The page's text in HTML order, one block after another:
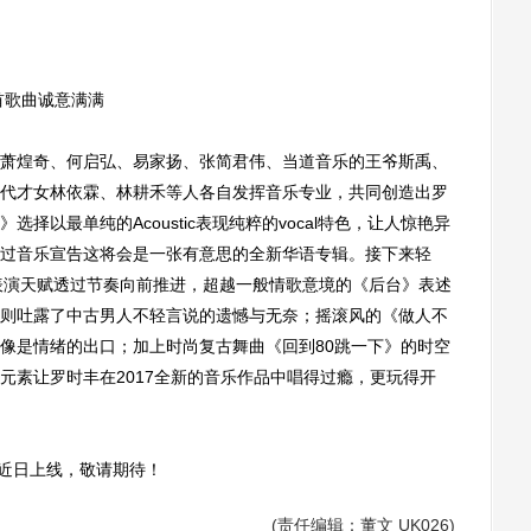
曲诚意满满
、何启弘、易家扬、张简君伟、当道音乐的王爷斯禹、
才女林依霖、林耕禾等人各自发挥音乐专业，共同创造出罗
选择以最单纯的Acoustic表现纯粹的vocal特色，让人惊艳异
音乐宣告这将会是一张有意思的全新华语专辑。接下来轻
天赋透过节奏向前推进，超越一般情歌意境的《后台》表述
吐露了中古男人不轻言说的遗憾与无奈；摇滚风的《做人不
是情绪的出口；加上时尚复古舞曲《回到80跳一下》的时空
素让罗时丰在2017全新的音乐作品中唱得过瘾，更玩得开
上线，敬请期待！
(责任编辑：董文 UK026)